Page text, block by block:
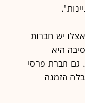
יש חברות
היא
גם חברת פרסי
הזמנה